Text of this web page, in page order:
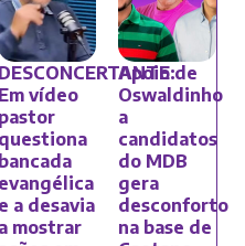
DESCONCERTANTE:
Em vídeo
pastor
questiona
bancada
evangélica
e a desavia
a mostrar
Apoio de
Oswaldinho
a
candidatos
do MDB
gera
desconforto
na base de